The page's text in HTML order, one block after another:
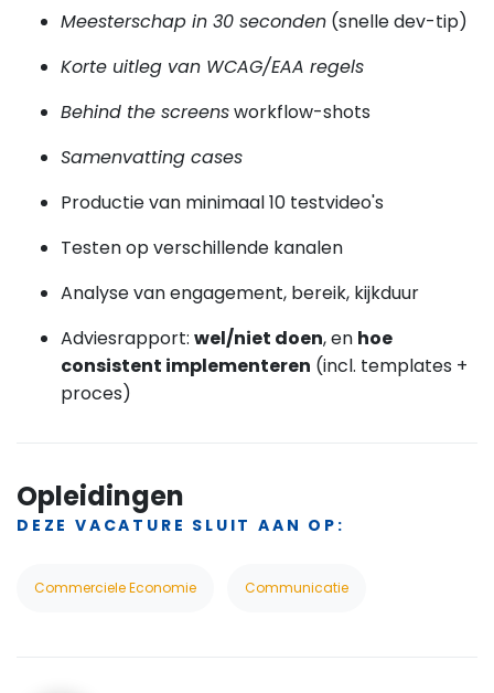
Meesterschap in 30 seconden (snelle dev-tip)
Korte uitleg van WCAG/EAA regels
Behind the screensworkflow-shots
Samenvatting cases
Productie van minimaal 10 testvideo's
Testen op verschillende kanalen
Analyse van engagement, bereik, kijkduur
Adviesrapport: wel/niet doen, en hoe
consistent implementeren (incl. templates +
proces)
Opleidingen
DEZE VACATURE SLUIT AAN OP:
Commerciele Economie Communicatie